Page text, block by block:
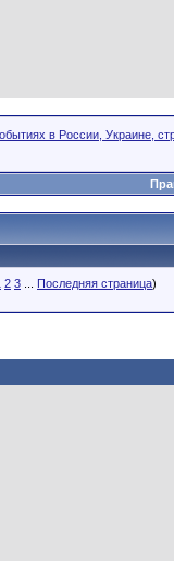
в России, Украине,
2 3 Последняя страница)